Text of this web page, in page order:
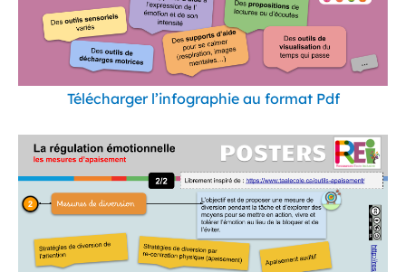
Télécharger l’infographie au format Pdf